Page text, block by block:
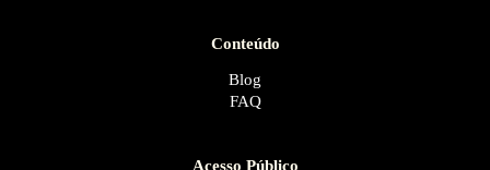
Conteúdo
Blog
FAQ
Acesso Público